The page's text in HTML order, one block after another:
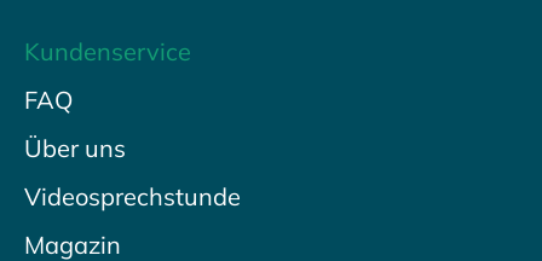
Kundenservice
FAQ
Über uns
Videosprechstunde
Magazin